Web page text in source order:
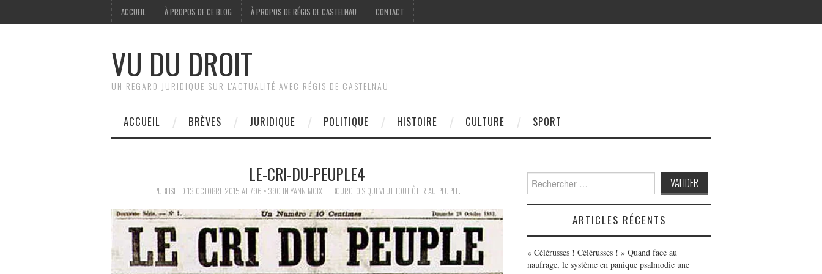
ACCUEIL À PROPOS DE CE BLOG À PROPOS DE RÉGIS DE CASTELNAU CONTACT
VU DU DROIT
UN REGARD JURIDIQUE SUR L'ACTUALITÉ AVEC RÉGIS DE CASTELNAU
ACCUEIL BRÈVES JURIDIQUE POLITIQUE HISTOIRE CULTURE SPORT
LE-CRI-DU-PEUPLE4
PUBLISHED 13 OCTOBRE 2015 AT796 × 390 IN YANN MOIX LE BOURGEOIS QUI VEUT TOUT ÔTER AU PEUPLE.
Search
for:
ARTICLES RÉCENTS
« Célérusses ! Célérusses ! » Quand face au
naufrage, le système en panique psalmodie une